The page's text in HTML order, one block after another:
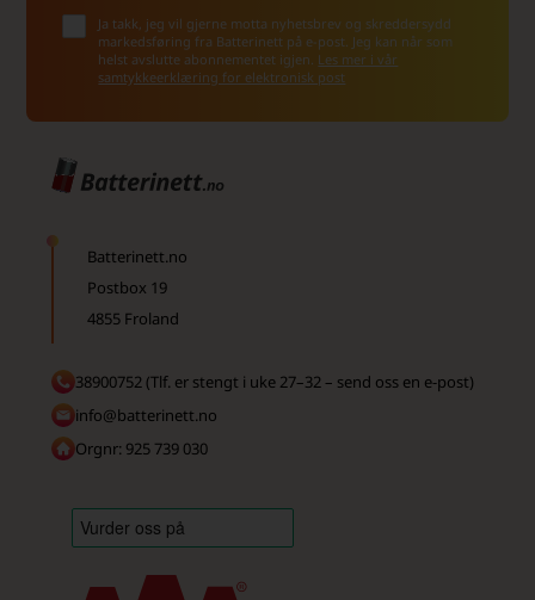
Ja takk, jeg vil gjerne motta nyhetsbrev og skreddersydd
markedsføring fra Batterinett på e-post. Jeg kan når som
helst avslutte abonnementet igjen. Les mer i vår
samtykkeerklæring for elektronisk post
Batterinett.no
Postbox 19
4855 Froland
38900752 (Tlf. er stengt i uke 27–32 – send oss en e-post)
info@batterinett.no
Orgnr: 925 739 030